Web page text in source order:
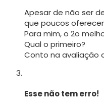
Apesar de não ser
que poucos
Para mim, o 2o
Qual o primeiro?
Conto na avaliação
Esse não tem erro!